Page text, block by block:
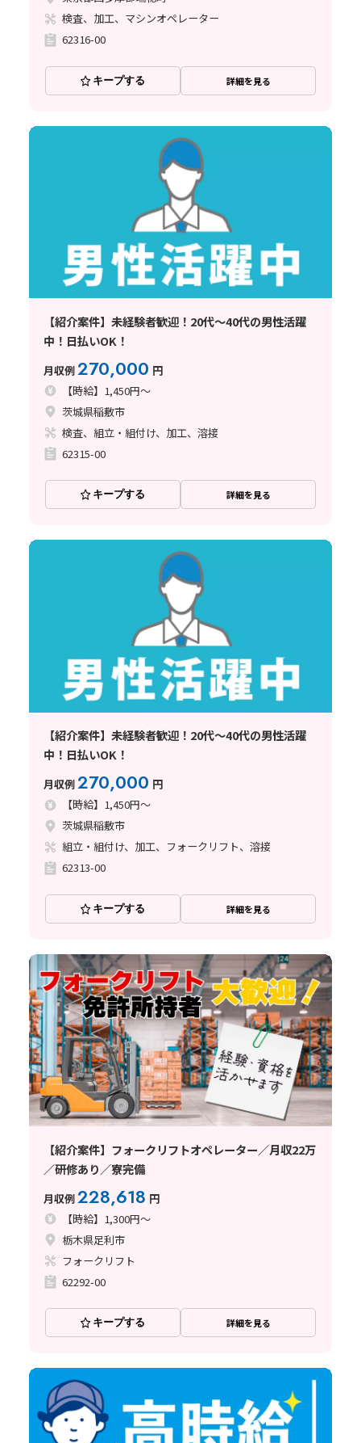
検査、加工、マシンオペレーター
62316-00
キープする 詳細を見る
【紹介案件】未経験者歓迎！20代～40代の男性活躍
中！日払いOK！
月収例270,000 円
【時給】1,450円～
茨城県稲敷市
検査、組立・組付け、加工、溶接
62315-00
キープする 詳細を見る
【紹介案件】未経験者歓迎！20代～40代の男性活躍
中！日払いOK！
月収例270,000 円
【時給】1,450円～
茨城県稲敷市
組立・組付け、加工、フォークリフト、溶接
62313-00
キープする 詳細を見る
【紹介案件】フォークリフトオペレーター／月収22万
／研修あり／寮完備
月収例228,618 円
【時給】1,300円～
栃木県足利市
フォークリフト
62292-00
キープする 詳細を見る